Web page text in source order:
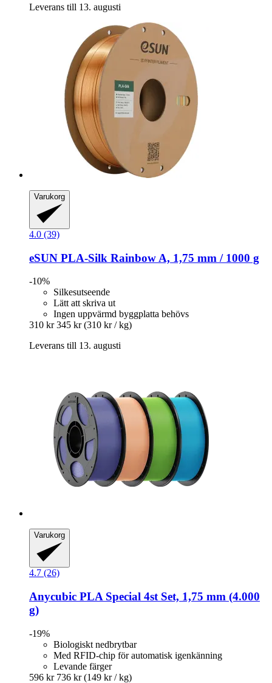
Leverans till 13. augusti
Varukorg
4.0 (39)
eSUN PLA-​Silk Rainbow A, 1,75 mm / 1000 g
-10%
Silkesutseende
Lätt att skriva ut
Ingen uppvärmd byggplatta behövs
310 kr 345 kr (310 kr / kg)
Leverans till 13. augusti
Varukorg
4.7 (26)
Anycubic PLA Special 4st Set, 1,75 mm (4.000
g)
-19%
Biologiskt nedbrytbar
Med RFID-chip för automatisk igenkänning
Levande färger
596 kr 736 kr (149 kr / kg)